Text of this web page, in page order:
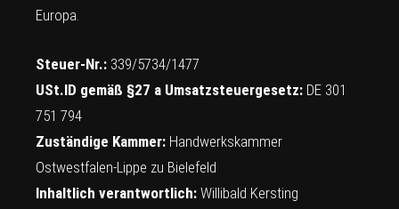
Europa.
Steuer-Nr.: 339/5734/1477
USt.ID gemäß §27 a Umsatzsteuergesetz: DE 301
751 794
Zuständige Kammer: Handwerkskammer
Ostwestfalen-Lippe zu Bielefeld
Inhaltlich verantwortlich: Willibald Kersting